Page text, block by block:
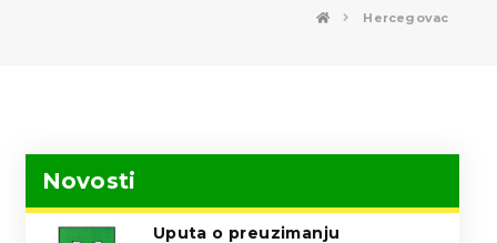
Hercegovac
Novosti
Uputa o preuzimanju